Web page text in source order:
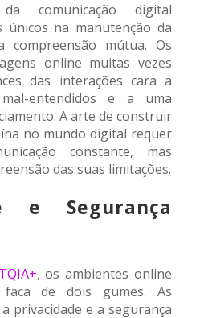
comunicação digital
únicos na manutenção da
compreensão mútua. Os
online muitas vezes
das interações cara a
entendidos e a uma
A arte de construir
no mundo digital requer
constante, mas
das suas limitações.
e Segurança
, os ambientes online
de dois gumes. As
privacidade e a segurança